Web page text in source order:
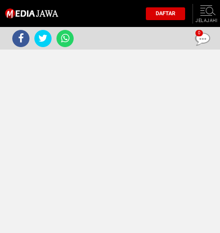
DAFTAR
JELAJAHI
0